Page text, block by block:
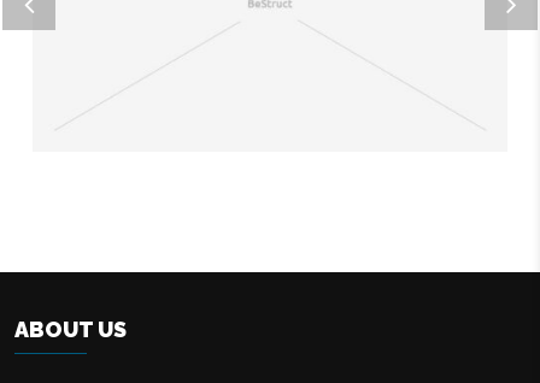
AT VERO EOS ET
Home business 1
ABOUT US